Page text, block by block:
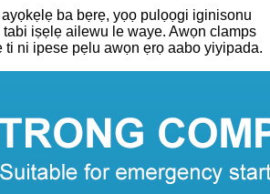
ba bẹrẹ, yọọ pulọọgi iginisonu
tabi iṣẹlẹ ailewu le waye. Awọn clamps
ti ni ipese pẹlu awọn ẹrọ aabo yiyipada.